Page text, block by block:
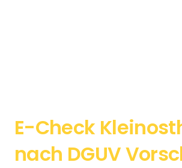
E-Check
nach DGUV